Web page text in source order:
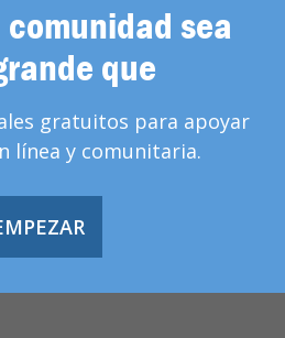
sea
que
gratuitos para apoyar
línea y comunitaria.